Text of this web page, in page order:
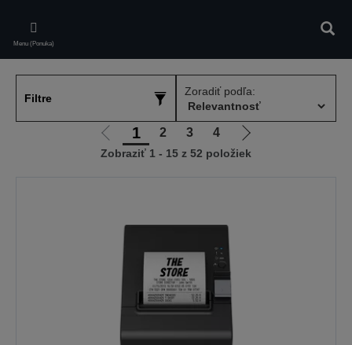
main
content
Menu (Ponuka)
Filtre
Zoradiť podľa:
Ísť
na
1 2 3 4
Ísť
na
Zobraziť 1 - 15 z 52 položiek